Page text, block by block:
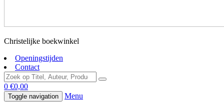
Christelijke boekwinkel
Openingstijden
Contact
0 €0,00
Toggle navigation Menu